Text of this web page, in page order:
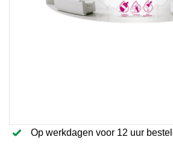
Op werkdagen voor 12 uur